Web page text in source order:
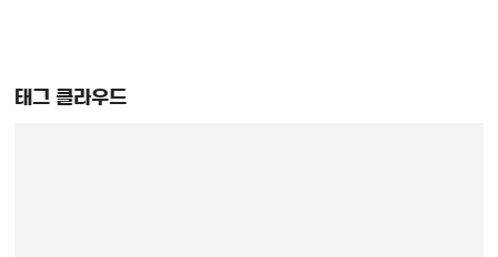
태그 클라우드